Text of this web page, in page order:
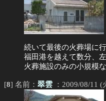
続いて最後の火葬場に
福田港を越えて数分、
火葬施設のみの小規模
[8] 名前： 翠雲 ：2009/08/11 (